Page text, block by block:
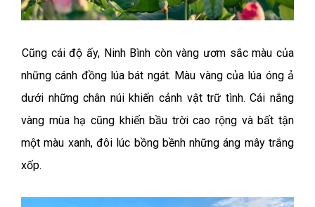
Cũng cái độ ấy, Ninh Bình còn vàng ươm sắc màu của
những cánh đồng lúa bát ngát. Màu vàng của lúa óng ả
dưới những chân núi khiến cảnh vật trữ tình. Cái nắng
vàng mùa hạ cũng khiến bầu trời cao rộng và bất tận
một màu xanh, đôi lúc bồng bềnh những áng mây trắng
xốp.